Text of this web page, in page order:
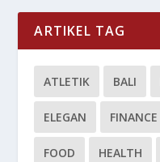
ARTIKEL TAG
ATLETIK BALI
ELEGAN FINANCE
FOOD HEALTH